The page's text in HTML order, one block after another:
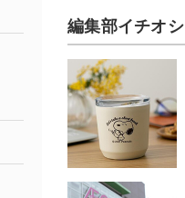
編集部イチオシ